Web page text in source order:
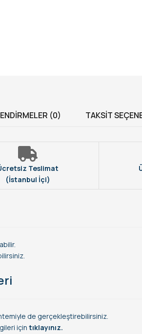
(0) TAKSIT
Teslimat
(İstanbul İçi)
de gerçekleştirebilirsiniz.
için tıklayınız.